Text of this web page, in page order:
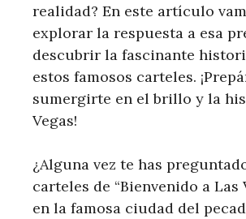
realidad? En este artículo
explorar la respuesta a esa
descubrir la fascinante
estos famosos carteles.
sumergirte en el brillo y la
Vegas!
¿Alguna vez te has
carteles de “Bienvenido a Las
en la famosa ciudad del